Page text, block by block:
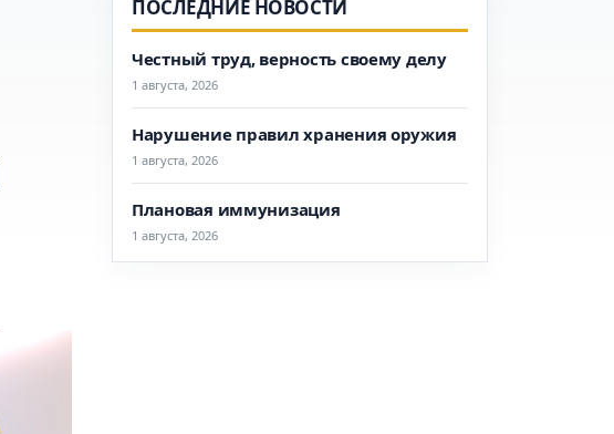
ПОСЛЕДНИЕ НОВОСТИ
Честный труд, верность своему делу
1 августа, 2026
Нарушение правил хранения оружия
1 августа, 2026
Плановая иммунизация
1 августа, 2026